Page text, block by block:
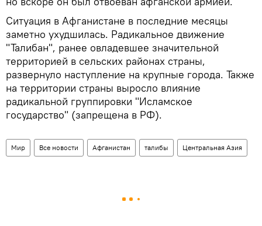
Ситуация в Афганистане в последние месяцы
заметно ухудшилась. Радикальное движение
"Талибан", ранее овладевшее значительной
территорией в сельских районах страны,
развернуло наступление на крупные города. Также
на территории страны выросло влияние
радикальной группировки "Исламское
государство" (запрещена в РФ).
Мир Все новости Афганистан талибы Центральная Азия